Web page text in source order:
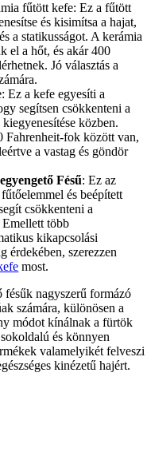
fűtött kefe: Ez a fűtött
és kisimítsa a hajat,
a statikusságot. A kerámia
el a hőt, és akár 400
Jó választás a
Ez a kefe egyesíti a
segítsen csökkenteni a
közben.
Fahrenheit-fok között van,
a vastag és göndör
Fésű: Ez az
és beépített
csökkenteni a
Emellett több
kikapcsolási
érdekében, szerezzen
most.
fésűk nagyszerű formázó
számára, különösen a
módot kínálnak a fürtök
és könnyen
valamelyikét felveszi
kinézetű hajért.